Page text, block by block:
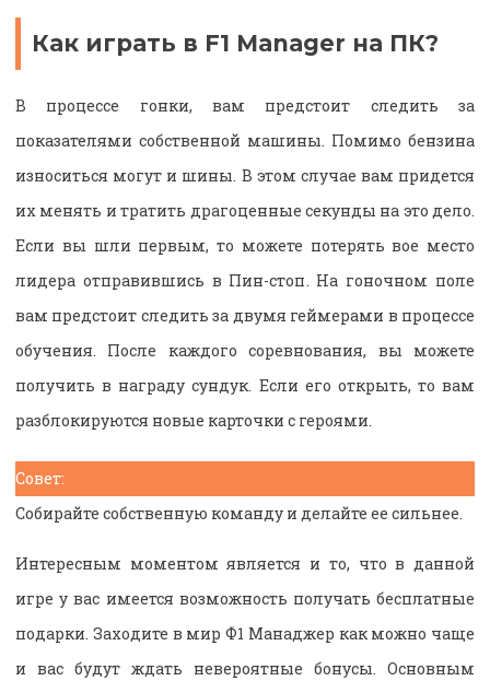
Как играть в F1 Manager на ПК?
В процессе гонки, вам предстоит следить за
показателями собственной машины. Помимо бензина
износиться могут и шины. В этом случае вам придется
их менять и тратить драгоценные секунды на это дело.
Если вы шли первым, то можете потерять вое место
лидера отправившись в Пин-стоп. На гоночном поле
вам предстоит следить за двумя геймерами в процессе
обучения. После каждого соревнования, вы можете
получить в награду сундук. Если его открыть, то вам
разблокируются новые карточки с героями.
Совет:
Собирайте собственную команду и делайте ее сильнее.
Интересным моментом является и то, что в данной
игре у вас имеется возможность получать бесплатные
подарки. Заходите в мир Ф1 Манаджер как можно чаще
и вас будут ждать невероятные бонусы. Основным